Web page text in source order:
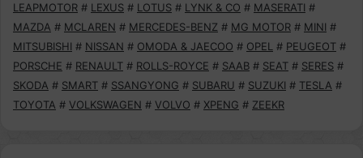
LEAPMOTOR # LEXUS # LOTUS # LYNK & CO # MASERATI #
MAZDA # MCLAREN # MERCEDES-BENZ # MG MOTOR # MINI #
MITSUBISHI # NISSAN # OMODA & JAECOO # OPEL # PEUGEOT #
PORSCHE # RENAULT # ROLLS-ROYCE # SAAB # SEAT # SERES #
SKODA # SMART # SSANGYONG # SUBARU # SUZUKI # TESLA #
TOYOTA # VOLKSWAGEN # VOLVO # XPENG # ZEEKR